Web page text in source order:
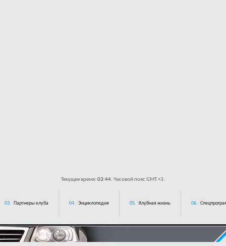
Текущее время: 03:44. Часовой пояс GMT +3.
03. Партнеры клуба 04. Энциклопедия 05. Клубная жизнь 06.